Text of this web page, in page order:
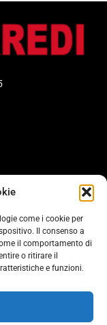
come i cookie per
Il consenso a
il comportamento di
o ritirare il
e funzioni.